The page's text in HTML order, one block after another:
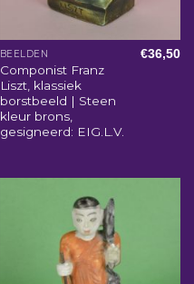
BEELDEN
Componist Franz
Liszt, klassiek
borstbeeld | Steen
kleur brons,
gesigneerd: EIG.L.V.
€36,50